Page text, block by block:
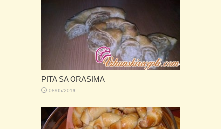
PITA SA ORASIMA
08/05/2019